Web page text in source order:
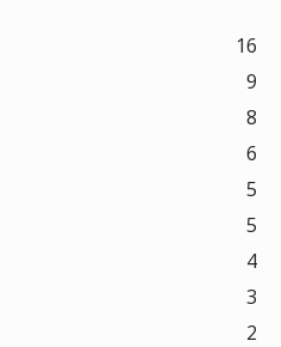
16
9
8
6
5
5
4
3
2